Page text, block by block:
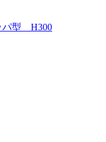
パ型 H300